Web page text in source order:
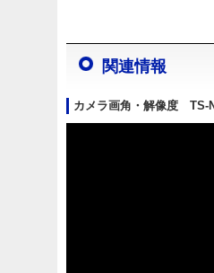
関連情報
カメラ画角・解像度 TS-